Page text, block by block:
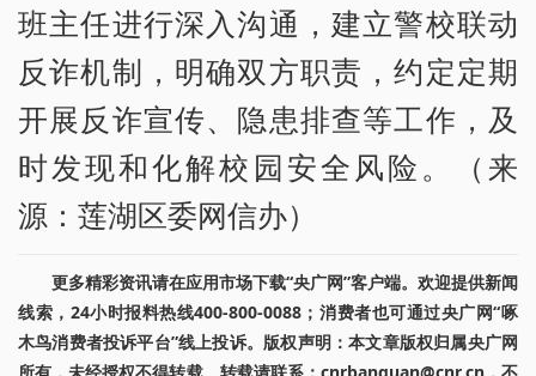
班主任进行深入沟通，建立警校联动
反诈机制，明确双方职责，约定定期
开展反诈宣传、隐患排查等工作，及
时发现和化解校园安全风险。（来
源：莲湖区委网信办）
更多精彩资讯请在应用市场下载“央广网”客户端。欢迎提供新闻
线索，24小时报料热线400-800-0088；消费者也可通过央广网“啄
木鸟消费者投诉平台”线上投诉。版权声明：本文章版权归属央广网